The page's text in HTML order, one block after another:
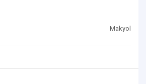
Makyol